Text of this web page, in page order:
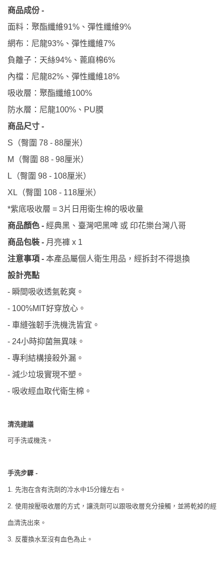
商品成份 -
面料：聚酯纖維91% 、彈性纖維9%
網布：尼龍93% 、彈性纖維7%
負離子：天絲94% 、蓖麻棉6%
內檔：尼龍82% 、彈性纖維18%
吸收層：聚酯纖維100%
防水層：尼龍100% 、 PU膜
商品尺寸 -
S
（臀圍 78 - 88厘米）
M （臀圍 88 - 98厘米）
L （臀圍 98 - 108厘米）
XL （臀圍 108 - 118厘米）
*紫底吸收層 = 3片 日用衛生棉的吸收量
商品顏色 - 經典黑、臺灣吧黑啤 或 印花樂台灣八哥
商品包裝 - 月亮褲 x 1
注意事項 - 本產品屬個人衛生用品，經拆封不得退換
設計亮點
- 瞬間吸收透氣乾爽。
- 100%MIT好穿放心。
- 車縫強韌手洗機洗皆宜。
- 24小時抑菌無異味。
- 專利結構接殺外漏。
- 減少垃圾實現不塑。
- 吸收經血取代衛生棉。
清洗建議
可手洗或機洗。
手洗步驟 -
1. 先泡在含有洗劑的冷水中15分鐘左右。
2. 使用按壓吸收層的方式，讓洗劑可以跟吸收層充分接觸，並將乾掉的經
血清洗出來。
3. 反覆換水至沒有血色為止。